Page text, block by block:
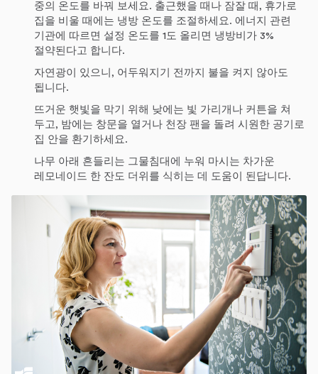
중의 온도를 바꿔 보세요. 출근했을 때나 잠잘 때, 휴가로
집을 비울 때에는 냉방 온도를 조절하세요. 에너지 관련
기관에 따르면 설정 온도를 1도 올리면 냉방비가 3%
절약된다고 합니다.
자연광이 있으니, 어두워지기 전까지 불을 켜지 않아도
됩니다.
뜨거운 햇빛을 막기 위해 낮에는 빛 가리개나 커튼을 쳐
두고, 밤에는 창문을 열거나 천장 팬을 돌려 시원한 공기로
집 안을 환기하세요.
나무 아래 흔들리는 그물침대에 누워 마시는 차가운
레모네이드 한 잔도 더위를 식히는 데 도움이 된답니다.